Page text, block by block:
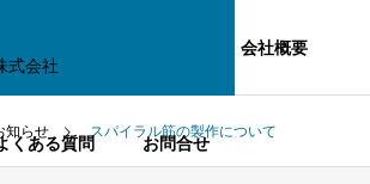
会社概要
くある質問 お問合せ
知らせ スパイラル筋の製作について